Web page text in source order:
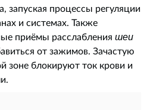
запуская процессы регуляции
и системах. Также
приёмы расслабления шеи
от зажимов. Зачастую
зоне блокируют ток крови и